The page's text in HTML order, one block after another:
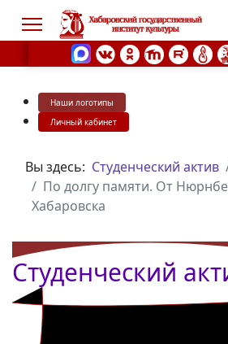
Наши логотипы
Личный кабинет
Вы здесь: Студенческий актив
По долгу памяти. От
Хабаровска
Студенческий